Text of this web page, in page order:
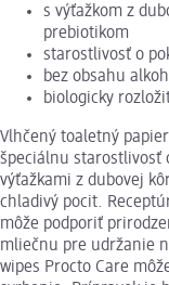
s výťažkom z
prebiotikom
starostlivosť o
bez obsahu
biologicky
Vlhčený toaletný
špeciálnu starostlivosť
výťažkami z dubovej
chladivý pocit.
môže podporiť
mliečnu pre udržanie
wipes Procto Care